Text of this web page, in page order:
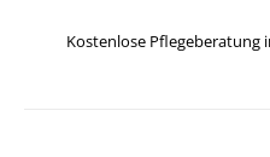
Kostenlose Pflegeberatung